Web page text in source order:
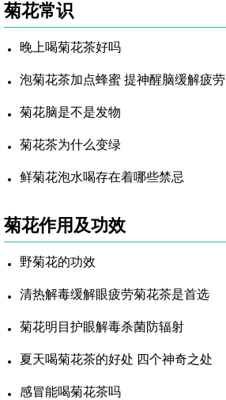
菊花常识
晚上喝菊花茶好吗
泡菊花茶加点蜂蜜 提神醒脑缓解疲劳
菊花脑是不是发物
菊花茶为什么变绿
鲜菊花泡水喝存在着哪些禁忌
菊花作用及功效
野菊花的功效
清热解毒缓解眼疲劳菊花茶是首选
菊花明目护眼解毒杀菌防辐射
夏天喝菊花茶的好处 四个神奇之处
感冒能喝菊花茶吗